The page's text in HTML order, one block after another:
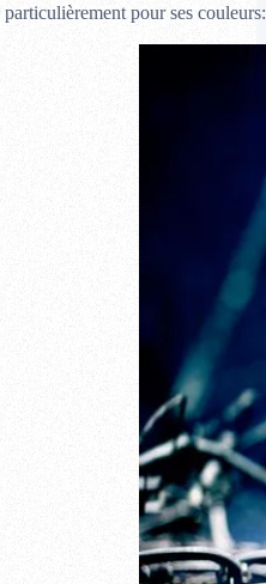
pour ses couleurs: